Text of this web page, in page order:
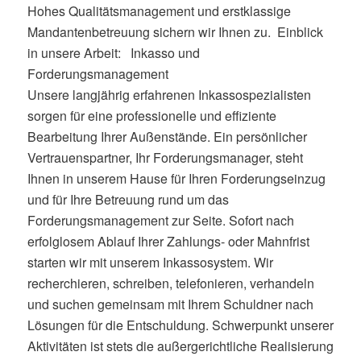
Hohes Qualitätsmanagement und erstklassige
Mandantenbetreuung sichern wir Ihnen zu. Einblick
in unsere Arbeit: Inkasso und
Forderungsmanagement
Unsere langjährig erfahrenen Inkassospezialisten
sorgen für eine professionelle und effiziente
Bearbeitung Ihrer Außenstände. Ein persönlicher
Vertrauenspartner, Ihr Forderungsmanager, steht
Ihnen in unserem Hause für Ihren Forderungseinzug
und für Ihre Betreuung rund um das
Forderungsmanagement zur Seite. Sofort nach
erfolglosem Ablauf Ihrer Zahlungs- oder Mahnfrist
starten wir mit unserem Inkassosystem. Wir
recherchieren, schreiben, telefonieren, verhandeln
und suchen gemeinsam mit Ihrem Schuldner nach
Lösungen für die Entschuldung. Schwerpunkt unserer
Aktivitäten ist stets die außergerichtliche Realisierung